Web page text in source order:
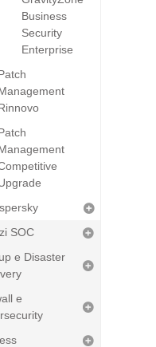
Business
Security
Enterprise
SOC
e Disaster
e